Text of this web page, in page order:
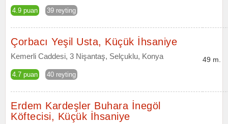
4.9 puan 39 reyting
Çorbacı Yeşil Usta, Küçük İhsaniye
Kemerli Caddesi, 3 Nişantaş, Selçuklu, Konya
4.7 puan 40 reyting
49 m.
Erdem Kardeşler Buhara İnegöl
Köftecisi, Küçük İhsaniye